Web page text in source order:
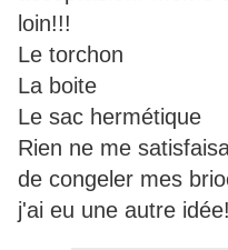
loin!!!
Le torchon
La boite
Le sac hermétique
Rien ne me
de congeler mes
j'ai eu une autre idée!